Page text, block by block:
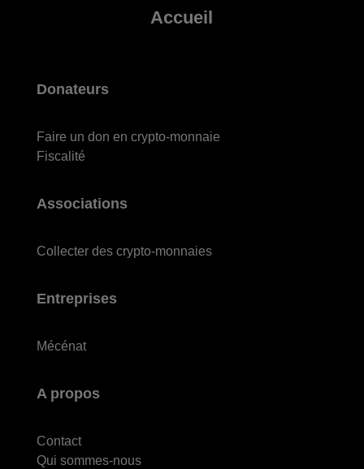
Accueil
Donateurs
Faire un don en crypto-monnaie
Fiscalité
Associations
Collecter des crypto-monnaies
Entreprises
Mécénat
A propos
Contact
Qui sommes-nous